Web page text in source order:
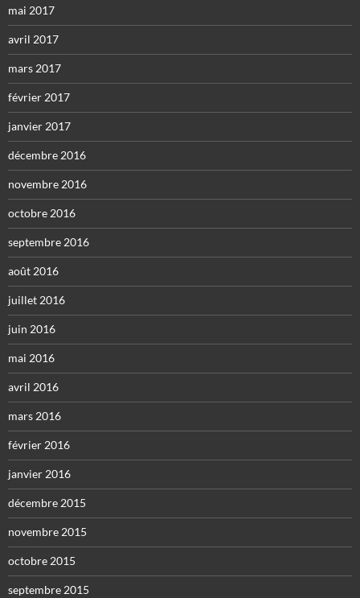
mai 2017
avril 2017
mars 2017
février 2017
janvier 2017
décembre 2016
novembre 2016
octobre 2016
septembre 2016
août 2016
juillet 2016
juin 2016
mai 2016
avril 2016
mars 2016
février 2016
janvier 2016
décembre 2015
novembre 2015
octobre 2015
septembre 2015